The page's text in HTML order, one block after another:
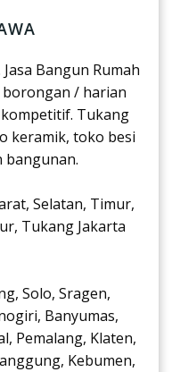
Bangun Rumah
borongan / harian
Tukang
keramik, toko besi
bangunan.
Selatan, Timur,
Tukang Jakarta
Solo, Sragen,
Banyumas,
Pemalang, Klaten,
Kebumen,